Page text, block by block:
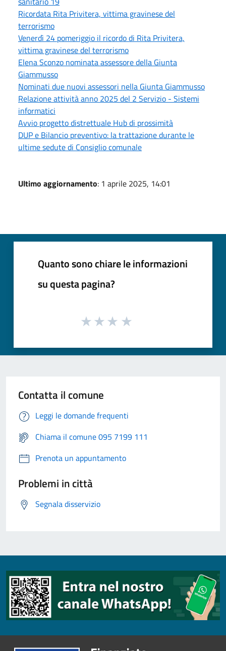
Ricordata Rita Privitera, vittima gravinese del
terrorismo
Venerdì 24 pomeriggio il ricordo di Rita Privitera,
vittima gravinese del terrorismo
Elena Sconzo nominata assessore della Giunta
Giammusso
Nominati due nuovi assessori nella Giunta Giammusso
Relazione attività anno 2025 del 2 Servizio - Sistemi
informatici
Avvio progetto distrettuale Hub di prossimità
DUP e Bilancio preventivo: la trattazione durante le
ultime sedute di Consiglio comunale
Ultimo aggiornamento: 1 aprile 2025, 14:01
Quanto sono chiare le informazioni
su questa pagina?
Contatta il comune
Leggi le domande frequenti
Chiama il comune 095 7199 111
Prenota un appuntamento
Problemi in città
Segnala disservizio